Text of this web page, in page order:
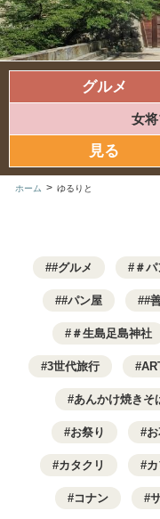
グルメ
女
見る
ホーム > ゆるりと
#グルメ ＃パ
#パン屋 #
＃生島足島神社
3世代旅行
あんかけ焼きそ
お祭り
カタクリ
コナン